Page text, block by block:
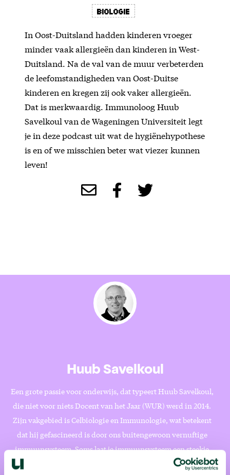
biologie
In Oost-Duitsland hadden kinderen vroeger
minder vaak allergieën dan kinderen in West-
Duitsland. Na de val van de muur verbeterden
de leefomstandigheden van Oost-Duitse
kinderen en kregen zij ook vaker allergieën.
Dat is merkwaardig. Immunoloog Huub
Savelkoul van de Wageningen Universiteit legt
je in deze podcast uit wat de hygiënehypothese
is en of we misschien beter wat viezer kunnen
leven!
Huub Savelkoul
Een grote passie voor onderwijs, dat typeert Huub Savelkoul,
die niet voor niets Docent van het Jaar (WUR) werd in 2014.
Zijn vakgebied is Celbiologie en Immunologie, wat betekent
dat hij gefascineerd is door ons buitengewoon vernuftige
immuunsysteem. Soms laat je immuunsysteem een steekje
vallen en word je ziek. Wat kunnen we daartegen doen?